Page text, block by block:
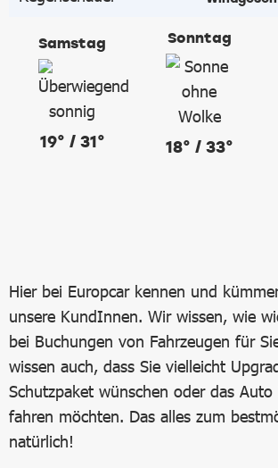
Samstag
19° / 31°
Sonntag
18° / 33°
Hier bei Europcar kennen und
unsere KundInnen. Wir wissen, wie
bei Buchungen von Fahrzeugen für
wissen auch, dass Sie vielleicht
Schutzpaket wünschen oder das
fahren möchten. Das alles zum
natürlich!